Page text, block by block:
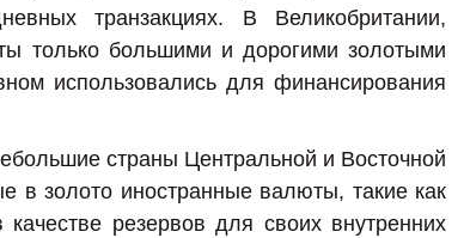
транзакциях. В Великобритании,
только большими и дорогими золотыми
использовались для финансирования
страны Центральной и Восточной
в золото иностранные валюты, такие как
резервов для своих внутренних